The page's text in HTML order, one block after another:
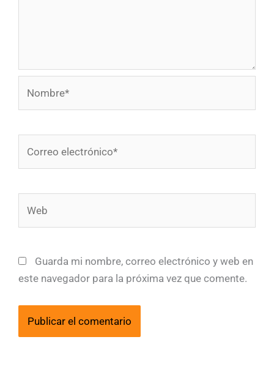
Guarda mi nombre, correo electrónico y web en
este navegador para la próxima vez que comente.